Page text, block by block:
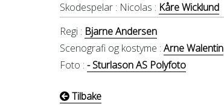
Skodespelar : Nicolas : Kåre Wicklund
Regi : Bjarne Andersen
Scenografi og kostyme : Arne Walentin
Foto : - Sturlason AS Polyfoto
Tilbake